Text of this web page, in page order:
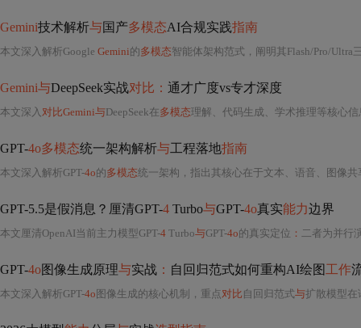
Gemini技术解析与国产多模态AI合规实践指南
本文深入解析Google Gemini的多模态智能体架构范式，阐明其Flash/Pro/Ultra三版本分别对应感知型、
Gemini与DeepSeek实战对比： 通才广度vs专才深度
本文深入对比Gemini与DeepSeek在多模态理解、代码生成、学术推理等核心
GPT-4o多模态统一架构解析与工程落地指南
本文深入解析GPT-4o的多模态统一架构，指出其核心在于文本、语音、图像共享同一Transformer
GPT-5.5是假消息？厘清GPT-4 Turbo与GPT-4o真实能力边界
本文厘清OpenAI当前主力模型GPT-4 Turbo与GPT-4o的真实定位 ： 二者为并行
GPT-4o图像生成原理与实战 ： 自回归范式如何重构AI绘图 工作
本文深入解析GPT-4o 图像生成的核心机制，重点对比 自回归范式与扩散模型在